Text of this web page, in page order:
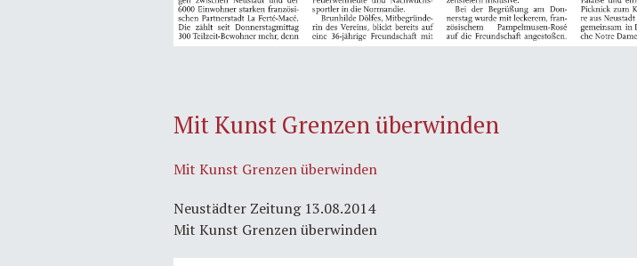
Mit Kunst Grenzen überwinden
Mit Kunst Grenzen überwinden
Neustädter Zeitung 13.08.2014
Mit Kunst Grenzen überwinden